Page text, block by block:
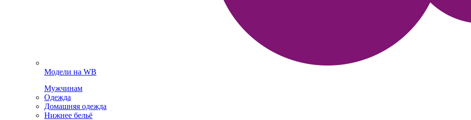
Модели на WB
Мужчинам
Одежда
Домашняя одежда
Нижнее бельё